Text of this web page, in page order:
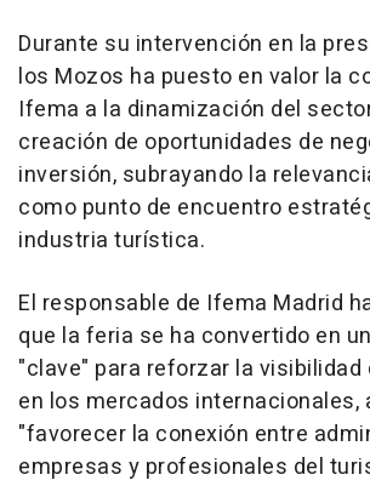
Durante su intervención en la
los Mozos ha puesto en valor la
Ifema a la dinamización del
creación de oportunidades de
inversión, subrayando la
como punto de encuentro
industria turística.
El responsable de Ifema Madrid
que la feria se ha convertido en
"clave" para reforzar la
en los mercados internacionales,
"favorecer la conexión entre
empresas y profesionales del